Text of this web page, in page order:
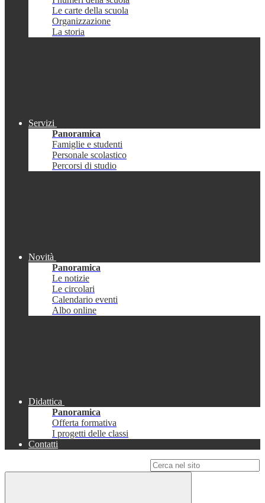
Le carte della scuola
Organizzazione
La storia
Servizi
Panoramica
Famiglie e studenti
Personale scolastico
Percorsi di studio
Novità
Panoramica
Le notizie
Le circolari
Calendario eventi
Albo online
Didattica
Panoramica
Offerta formativa
I progetti delle classi
Contatti